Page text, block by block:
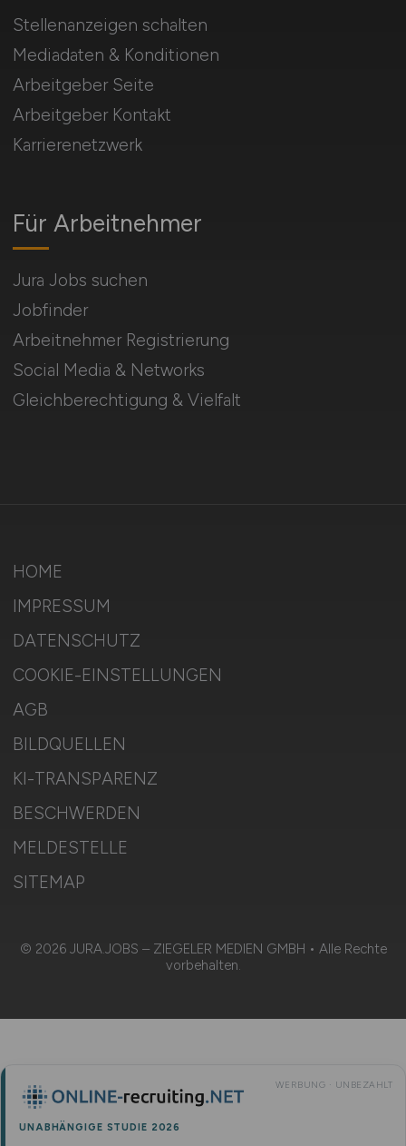
Für Arbeitnehmer
Jura Jobs suchen
Jobfinder
Arbeitnehmer Registrierung
Social Media & Networks
Gleichberechtigung & Vielfalt
Stellenanzeigen schalten
Mediadaten & Konditionen
Arbeitgeber Seite
Arbeitgeber Kontakt
Karrierenetzwerk
HOME
IMPRESSUM
DATENSCHUTZ
COOKIE-EINSTELLUNGEN
AGB
BILDQUELLEN
KI-TRANSPARENZ
BESCHWERDEN
MELDESTELLE
SITEMAP
© 2026 JURA.JOBS – ZIEGELER MEDIEN GMBH • Alle Rechte
vorbehalten.
WERBUNG · UNBEZAHLT
UNABHÄNGIGE STUDIE 2026